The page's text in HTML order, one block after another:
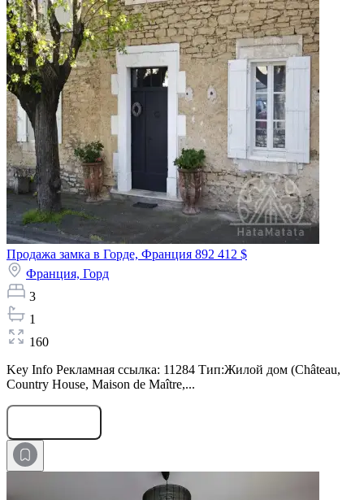
Продажа замка в Горде, Франция 892 412 $
Франция, Горд
3
1
160
Key Info Рекламная ссылка: 11284 Тип:Жилой дом (Château,
Country House, Maison de Maître,...